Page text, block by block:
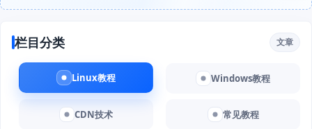
栏目分类 文章
Linux教程 Windows教程
CDN技术 常见教程